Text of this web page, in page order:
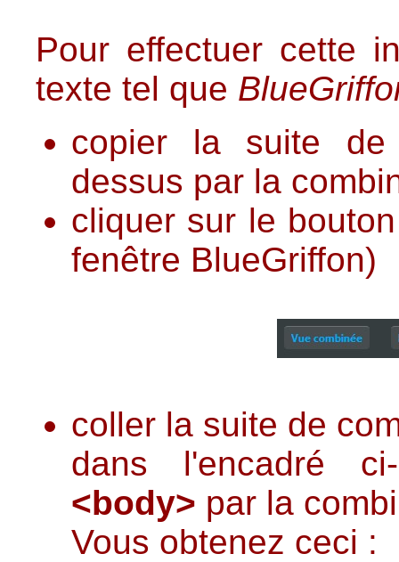
Pour effectuer cette
texte tel que
copier la suite de
dessus par la
cliquer sur le
fenêtre BlueGriffon)
coller la suite de
dans l'encadré
<body> par la
Vous obtenez ceci :